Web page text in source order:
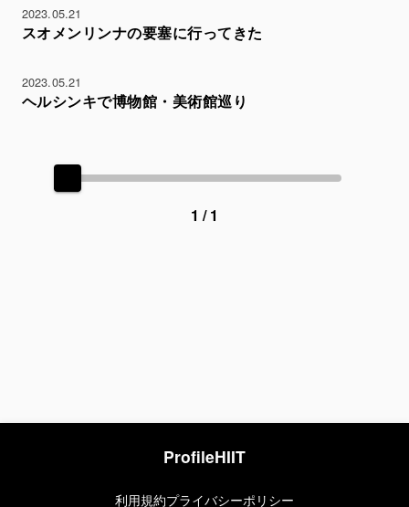
2023.05.21
スオメンリンナの要塞に行ってきた
2023.05.21
ヘルシンキで博物館・美術館巡り
1 / 1
ProfileHIIT
利用規約プライバシーポリシー